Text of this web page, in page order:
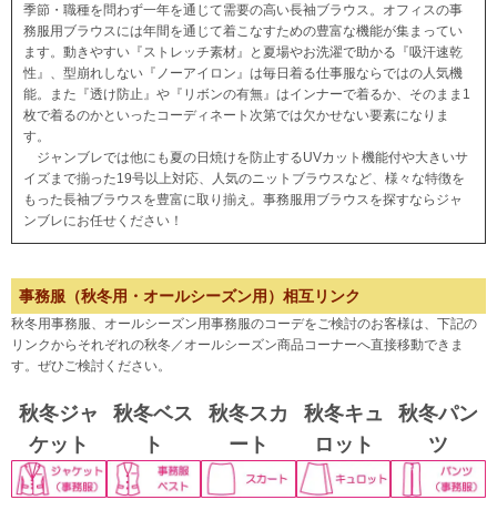
季節・職種を問わず一年を通じて需要の高い長袖ブラウス。オフィスの事
務服用ブラウスには年間を通じて着こなすための豊富な機能が集まってい
ます。動きやすい『ストレッチ素材』と夏場やお洗濯で助かる『吸汗速乾
性』、型崩れしない『ノーアイロン』は毎日着る仕事服ならではの人気機
能。また『透け防止』や『リボンの有無』はインナーで着るか、そのまま1
枚で着るのかといったコーディネート次第では欠かせない要素になりま
す。
ジャンブレでは他にも夏の日焼けを防止するUVカット機能付や大きいサ
イズまで揃った19号以上対応、人気のニットブラウスなど、様々な特徴を
もった長袖ブラウスを豊富に取り揃え。事務服用ブラウスを探すならジャ
ンブレにお任せください！
事務服（秋冬用・オールシーズン用）相互リンク
秋冬用事務服、オールシーズン用事務服のコーデをご検討のお客様は、下記の
リンクからそれぞれの秋冬／オールシーズン商品コーナーへ直接移動できま
す。ぜひご検討ください。
秋冬ジャ
ケット
秋冬ベス
ト
秋冬スカ
ート
秋冬キュ
ロット
秋冬パン
ツ